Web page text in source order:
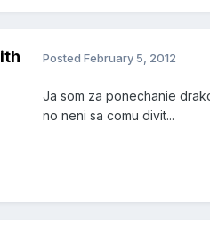
Posted February 5, 2012
Ja som za ponechanie
no neni sa comu divit...